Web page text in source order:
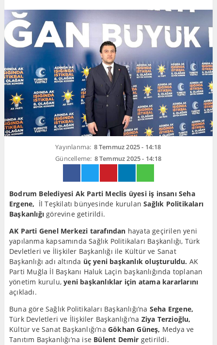
Yayınlanma: 8 Temmuz 2025 - 14:18
Güncelleme: 8 Temmuz 2025 - 14:18
Bodrum Belediyesi Ak Parti Meclis üyesi iş insanı Seha
Ergene, İl Teşkilatı bünyesinde kurulanSağlık Politikaları
Başkanlığı görevine getirildi.
AK Parti Genel Merkezi tarafından hayata geçirilen yeni
yapılanma kapsamında Sağlık Politikaları Başkanlığı, Türk
Devletleri ve İlişkiler Başkanlığı ile Kültür ve Sanat
Başkanlığı adı altında üç yeni başkanlık oluşturuldu. AK
Parti Muğla İl Başkanı Haluk Laçin başkanlığında toplanan
yönetim kurulu,yeni başkanlıklar için atama kararlarını
açıkladı.
Buna göre Sağlık Politikaları Başkanlığı’na Seha Ergene,
Türk Devletleri ve İlişkiler Başkanlığı’na Ziya Terzioğlu,
Kültür ve Sanat Başkanlığı’na Gökhan Güneş, Medya ve
Tanıtım Başkanlığı’na ise Bülent Demir getirildi.